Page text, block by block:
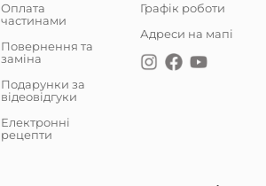
Оплата
частинами
Повернення та
заміна
Подарунки за
відеовідгуки
Електронні
рецепти
Графік роботи
Адреси на мапі